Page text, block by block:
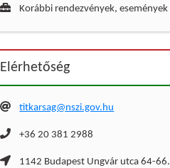
Korábbi rendezvények, események
Elérhetőség
titkarsag@nszi.gov.hu
+36 20 381 2988
1142 Budapest Ungvár utca 64-66.